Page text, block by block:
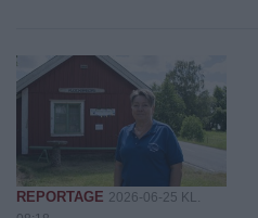
REPORTAGE 2026-06-25 KL.